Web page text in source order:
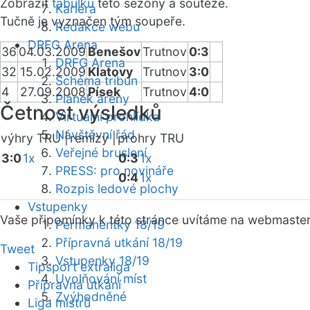
Kariéra
Redakce webu
DRFG Arena
DRFG Arena
Schéma tribun
Plánek areny
Virtuální prohlídka
Návštěvní řád
Veřejné bruslení
PRESS: pro novináře
Rozpis ledové plochy
Vstupenky
Permanentky 18/19
Přípravná utkání 18/19
Vstupenky 18/19
Uvolňování míst
Zvýhodněné
Zobrazit tabulku této sezóny a soutěže.
Tučně je vyznačen tým soupeře.
3604.03.2009BenešovTrutnov 0:3
32 15.02.2009Klatovy Trutnov 3:0
4
27.09.2008Písek Trutnov4:0
Četnost výsledků
výhry TRU |remízy | prohry TRU
3:01x 0:31x
0:41x
Vaše připomínky k této stránce uvítáme na webmaster
Tweet
Tipsport extraliga
Přípravná utkání
Liga mistrů